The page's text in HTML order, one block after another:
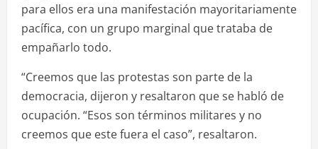
para ellos era una manifestación mayoritariamente
pacífica, con un grupo marginal que trataba de
empañarlo todo.
“Creemos que las protestas son parte de la
democracia, dijeron y resaltaron que se habló de
ocupación. “Esos son términos militares y no
creemos que este fuera el caso”, resaltaron.